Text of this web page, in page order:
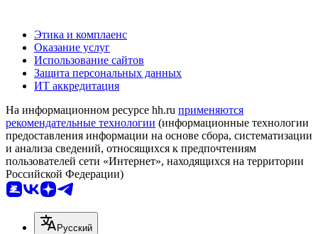
Этика и комплаенс
Оказание услуг
Использование сайтов
Защита персональных данных
ИТ аккредитация
На информационном ресурсе hh.ru применяются
рекомендательные технологии (информационные технологии
предоставления информации на основе сбора, систематизации
и анализа сведений, относящихся к предпочтениям
пользователей сети «Интернет», находящихся на территории
Российской Федерации)
Русский